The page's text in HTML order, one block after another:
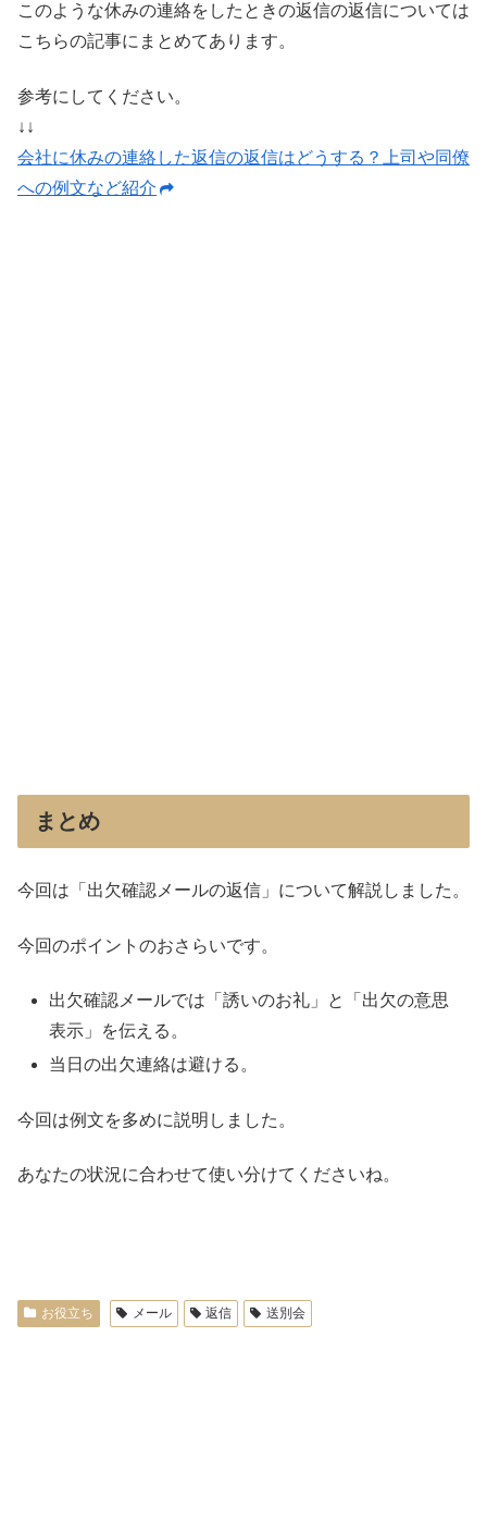
このような休みの連絡をしたときの返信の返信については
こちらの記事にまとめてあります。
参考にしてください。
↓↓
会社に休みの連絡した返信の返信はどうする？上司や同僚
への例文など紹介
まとめ
今回は「出欠確認メールの返信」について解説しました。
今回のポイントのおさらいです。
出欠確認メールでは「誘いのお礼」と「出欠の意思
表示」を伝える。
当日の出欠連絡は避ける。
今回は例文を多めに説明しました。
あなたの状況に合わせて使い分けてくださいね。
お役立ち メール 返信 送別会